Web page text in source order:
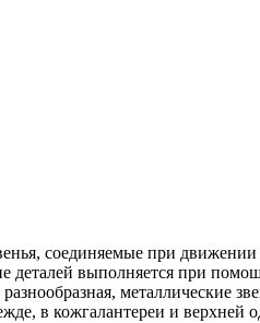
соединяемые при
деталей выполняется при
металлические
в кожгалантереи и верхней